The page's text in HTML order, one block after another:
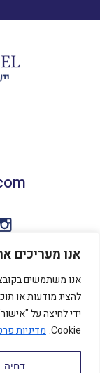
אנו מעריכים
להציג מודעות או
ידי לחיצה על
Cookie. מדיניות
דחיה
כל